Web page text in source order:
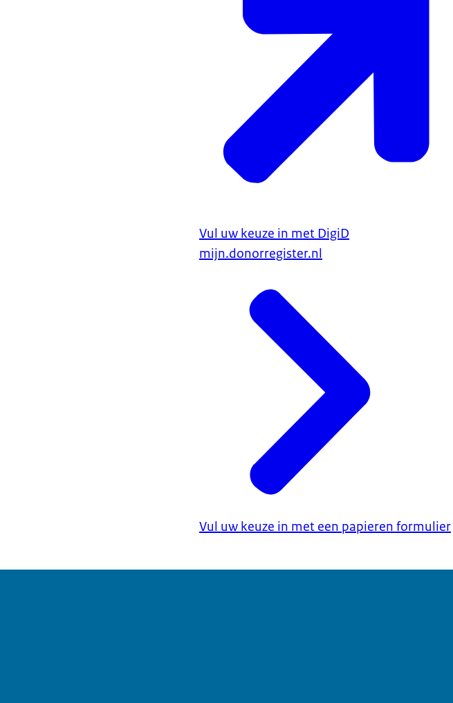
Vul uw keuze in met DigiD
mijn.donorregister.nl
Vul uw keuze in met een papieren formulier